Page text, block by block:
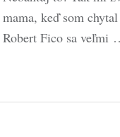
mama, keď som
Robert Fico sa veľmi